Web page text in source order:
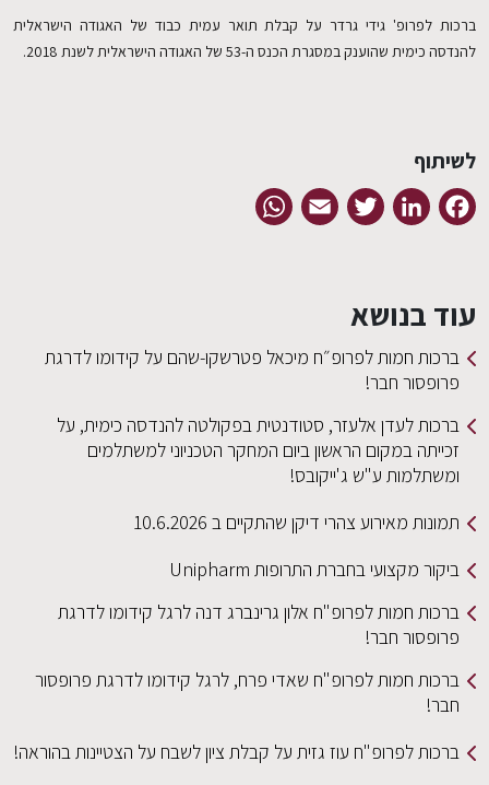
ברכות לפרופ' גידי גרדר על קבלת תואר עמית כבוד של האגודה הישראלית
להנדסה כימית שהוענק במסגרת הכנס ה-53 של האגודה הישראלית לשנת 2018.
לשיתוף
Facebook
LinkedIn
Twitter
Email
עוד בנושא
ברכות חמות לפרופ״ח מיכאל פטרשקו-שהם על קידומו לדרגת
פרופסור חבר!
ברכות לעדן אלעזר, סטודנטית בפקולטה להנדסה כימית, על
זכייתה במקום הראשון ביום המחקר הטכניוני למשתלמים
ומשתלמות ע"ש ג'ייקובס!
תמונות מאירוע צהרי דיקן שהתקיים ב 10.6.2026
ביקור מקצועי בחברת התרופות Unipharm
ברכות חמות לפרופ"ח אלון גרינברג דנה לרגל קידומו לדרגת
פרופסור חבר!
ברכות חמות לפרופ"ח שאדי פרח, לרגל קידומו לדרגת פרופסור
חבר!
ברכות לפרופ"ח עוז גזית על קבלת ציון לשבח על הצטיינות בהוראה!